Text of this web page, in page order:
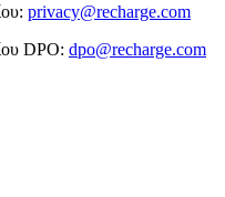
privacy@recharge.com
DPO: dpo@recharge.com